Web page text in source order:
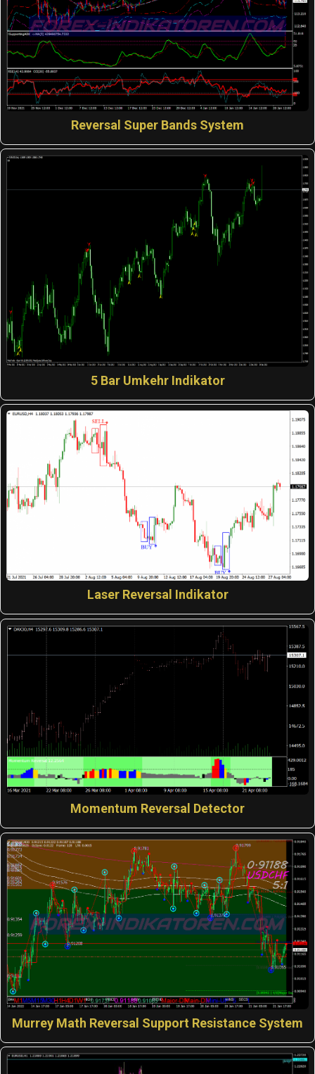
Reversal Super Bands System
5 Bar Umkehr Indikator
Laser Reversal Indikator
Momentum Reversal Detector
Murrey Math Reversal Support Resistance System